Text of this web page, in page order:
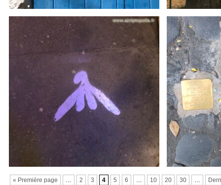
« Première page … 2 3 4 5 6 … 10 20 30 …